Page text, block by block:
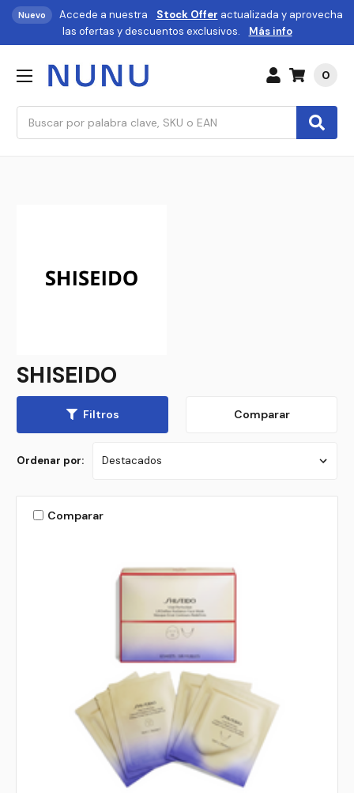
Nuevo Accede a nuestra Stock Offer actualizada y aprovecha
las ofertas y descuentos exclusivos.
Más info
0
SHISEIDO
Filtros Comparar
Ordenar por:
Comparar